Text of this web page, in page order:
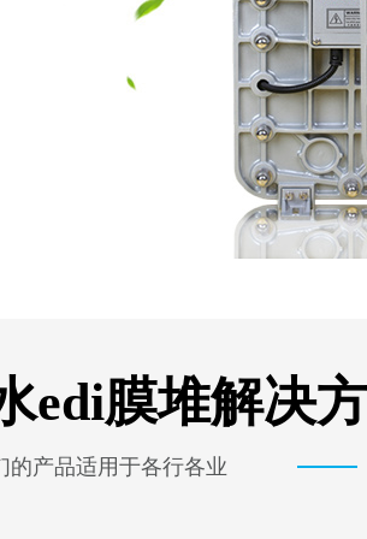
edi膜堆解决
的产品适用于各行各业